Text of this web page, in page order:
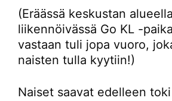
(Eräässä keskustan alueella
liikennöivässä Go KL -
vastaan tuli jopa vuoro,
naisten tulla kyytiin!)
Naiset saavat edelleen